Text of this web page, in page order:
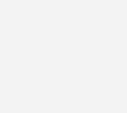
der Innen- und
Kunststoffrohren
ist für Rohrstärken
für Ratschen kann
Zudem sollen seine
und gehärtetes
Geliefert wird